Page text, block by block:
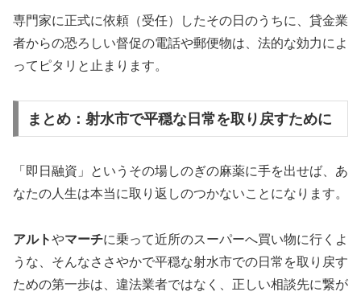
専門家に正式に依頼（受任）したその日のうちに、貸金業
者からの恐ろしい督促の電話や郵便物は、法的な効力によ
ってピタリと止まります。
まとめ：射水市で平穏な日常を取り戻すために
「即日融資」というその場しのぎの麻薬に手を出せば、あ
なたの人生は本当に取り返しのつかないことになります。
アルトやマーチに乗って近所のスーパーへ買い物に行くよ
うな、そんなささやかで平穏な射水市での日常を取り戻す
ための第一歩は、違法業者ではなく、正しい相談先に繋が